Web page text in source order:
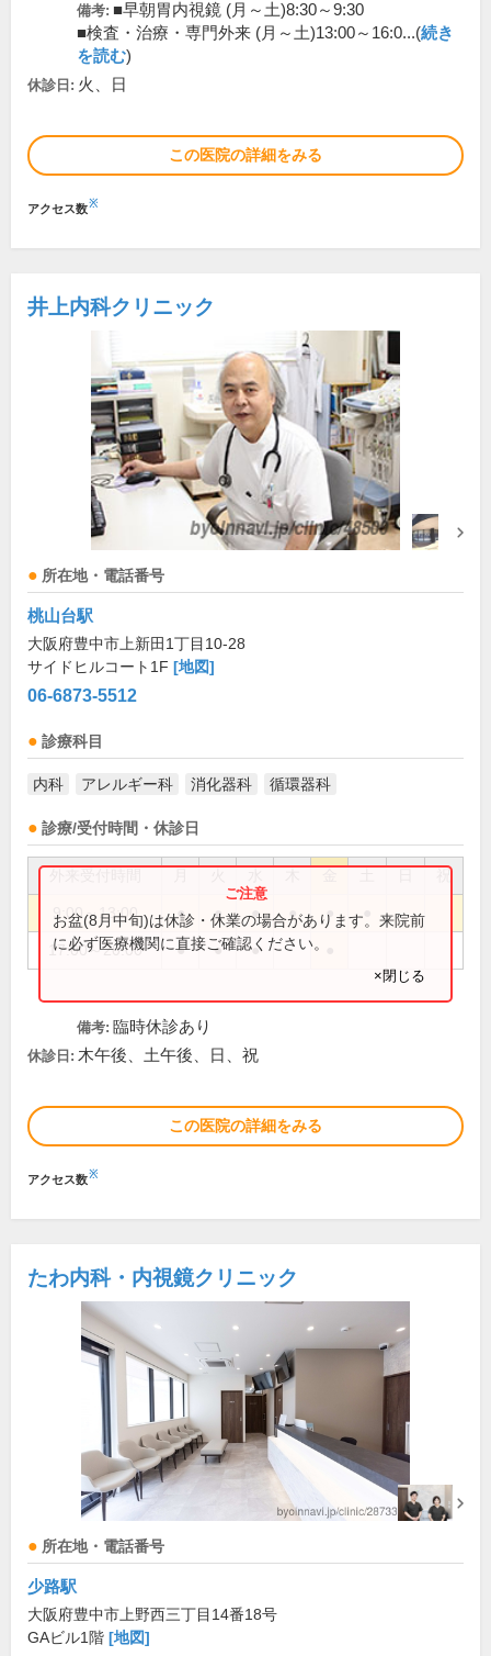
備考: ■早朝胃内視鏡 (月～土)8:30～9:30
■検査・治療・専門外来 (月～土)13:00～16:0...(続き
を読む)
休診日: 火、日
この医院の詳細をみる
アクセス数※
井上内科クリニック
所在地・電話番号
桃山台駅
大阪府豊中市上新田1丁目10-28
サイドヒルコート1F [地図]
06-6873-5512
診療科目
内科 アレルギー科 消化器科 循環器科
診療/受付時間・休診日
祝
9:00～13:00 ● ● ● ● ●
17:00～20:00 ● ● ●
お盆(8月中旬)は休診・休業の場合があります。来院前
に必ず医療機関に直接ご確認ください。
×閉じる
備考: 臨時休診あり
休診日: 木午後、土午後、日、祝
この医院の詳細をみる
アクセス数※
たわ内科・内視鏡クリニック
所在地・電話番号
少路駅
大阪府豊中市上野西三丁目14番18号
GAビル1階 [地図]